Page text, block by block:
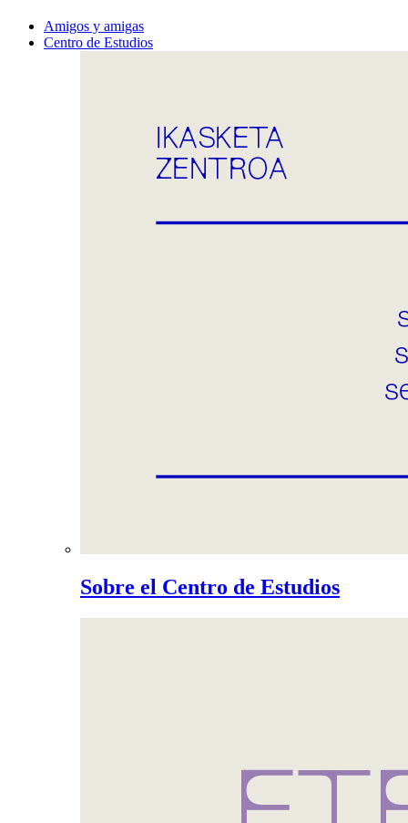
Amigos y amigas
Centro de Estudios
Sobre el Centro de Estudios